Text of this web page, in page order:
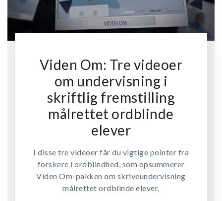
Viden Om: Tre videoer
om undervisning i
skriftlig fremstilling
målrettet ordblinde
elever
I disse tre videoer får du vigtige pointer fra
forskere i ordblindhed, som opsummerer
Viden Om-pakken om skriveundervisning
målrettet ordblinde elever.